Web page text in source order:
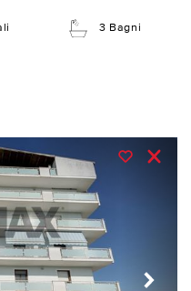
3 Bagni